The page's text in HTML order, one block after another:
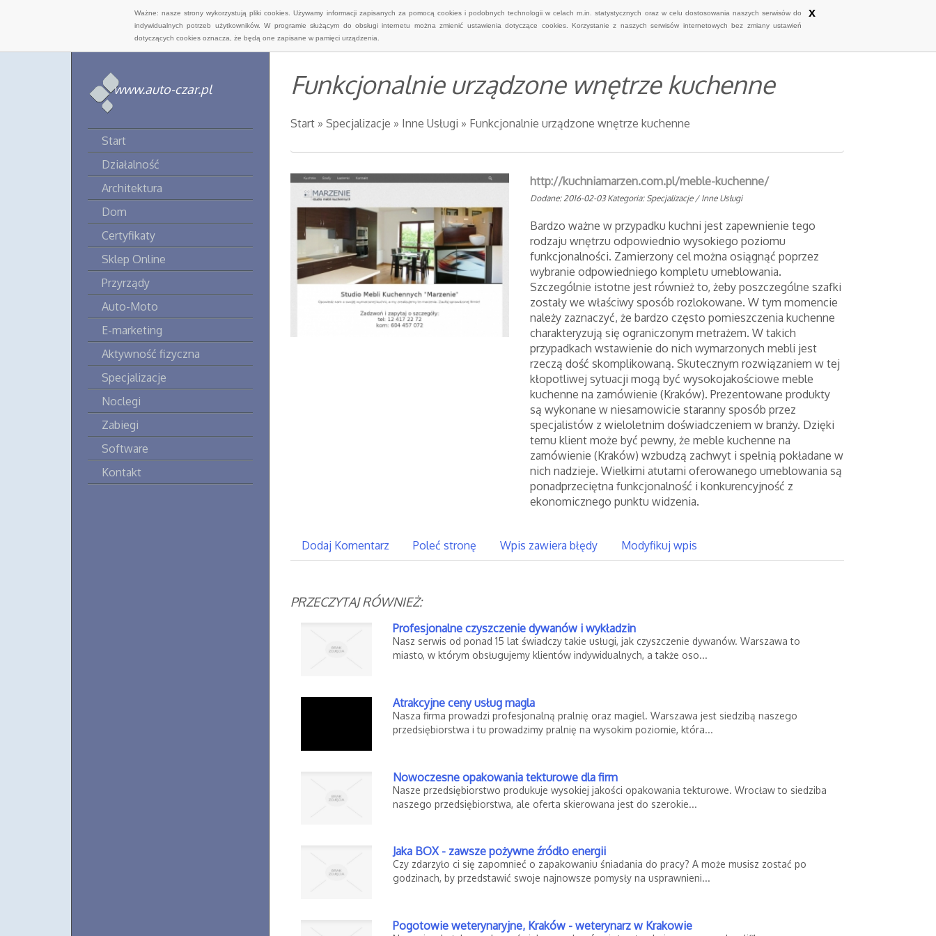
Ważne: nasze strony wykorzystują pliki cookies. Używamy informacji zapisanych za pomocą cookies i podobnych technologii w celach m.in. statystycznych oraz w celu dostosowania naszych serwisów do
indywidualnych potrzeb użytkowników. W programie służącym do obsługi internetu można zmienić ustawienia dotyczące cookies. Korzystanie z naszych serwisów internetowych bez zmiany ustawień
dotyczących cookies oznacza, że będą one zapisane w pamięci urządzenia.
x
www.auto-czar.pl
Start
Działalność
Architektura
Dom
Certyfikaty
Sklep Online
Przyrządy
Auto-Moto
E-marketing
Aktywność fizyczna
Specjalizacje
Noclegi
Zabiegi
Software
Kontakt
Funkcjonalnie urządzone wnętrze kuchenne
Start » Specjalizacje » Inne Usługi » Funkcjonalnie urządzone wnętrze kuchenne
http://kuchniamarzen.com.pl/meble-kuchenne/
Dodane: 2016-02-03 Kategoria: Specjalizacje / Inne Usługi
Bardzo ważne w przypadku kuchni jest zapewnienie tego
rodzaju wnętrzu odpowiednio wysokiego poziomu
funkcjonalności. Zamierzony cel można osiągnąć poprzez
wybranie odpowiedniego kompletu umeblowania.
Szczególnie istotne jest również to, żeby poszczególne szafki
zostały we właściwy sposób rozlokowane. W tym momencie
należy zaznaczyć, że bardzo często pomieszczenia kuchenne
charakteryzują się ograniczonym metrażem. W takich
przypadkach wstawienie do nich wymarzonych mebli jest
rzeczą dość skomplikowaną. Skutecznym rozwiązaniem w tej
kłopotliwej sytuacji mogą być wysokojakościowe meble
kuchenne na zamówienie (Kraków). Prezentowane produkty
są wykonane w niesamowicie staranny sposób przez
specjalistów z wieloletnim doświadczeniem w branży. Dzięki
temu klient może być pewny, że meble kuchenne na
zamówienie (Kraków) wzbudzą zachwyt i spełnią pokładane w
nich nadzieje. Wielkimi atutami oferowanego umeblowania są
ponadprzeciętna funkcjonalność i konkurencyjność z
ekonomicznego punktu widzenia.
Dodaj Komentarz Poleć stronę Wpis zawiera błędy Modyfikuj wpis
PRZECZYTAJ RÓWNIEŻ:
Profesjonalne czyszczenie dywanów i wykładzin
Nasz serwis od ponad 15 lat świadczy takie usługi, jak czyszczenie dywanów. Warszawa to
miasto, w którym obsługujemy klientów indywidualnych, a także oso...
Atrakcyjne ceny usług magla
Nasza firma prowadzi profesjonalną pralnię oraz magiel. Warszawa jest siedzibą naszego
przedsiębiorstwa i tu prowadzimy pralnię na wysokim poziomie, która...
Nowoczesne opakowania tekturowe dla firm
Nasze przedsiębiorstwo produkuje wysokiej jakości opakowania tekturowe. Wrocław to siedziba
naszego przedsiębiorstwa, ale oferta skierowana jest do szerokie...
Jaka BOX - zawsze pożywne źródło energii
Czy zdarzyło ci się zapomnieć o zapakowaniu śniadania do pracy? A może musisz zostać po
godzinach, by przedstawić swoje najnowsze pomysły na usprawnieni...
Pogotowie weterynaryjne, Kraków - weterynarz w Krakowie